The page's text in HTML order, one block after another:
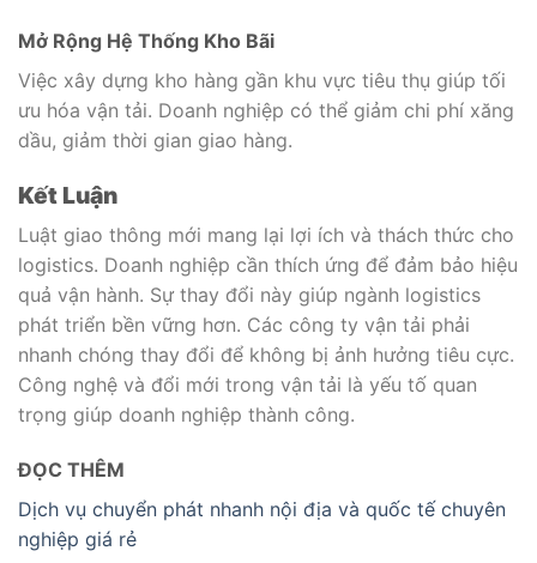
Mở Rộng Hệ Thống Kho Bãi
Việc xây dựng kho hàng gần khu vực tiêu thụ giúp tối
ưu hóa vận tải. Doanh nghiệp có thể giảm chi phí xăng
dầu, giảm thời gian giao hàng.
Kết Luận
Luật giao thông mới mang lại lợi ích và thách thức cho
logistics. Doanh nghiệp cần thích ứng để đảm bảo hiệu
quả vận hành. Sự thay đổi này giúp ngành logistics
phát triển bền vững hơn. Các công ty vận tải phải
nhanh chóng thay đổi để không bị ảnh hưởng tiêu cực.
Công nghệ và đổi mới trong vận tải là yếu tố quan
trọng giúp doanh nghiệp thành công.
ĐỌC THÊM
Dịch vụ chuyển phát nhanh nội địa và quốc tế chuyên
nghiệp giá rẻ